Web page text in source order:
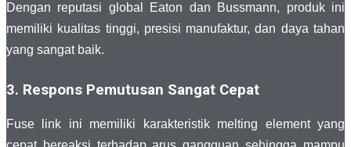
Dengan reputasi global Eaton dan Bussmann, produk ini
memiliki kualitas tinggi, presisi manufaktur, dan daya tahan
yang sangat baik.
3. Respons Pemutusan Sangat Cepat
Fuse link ini memiliki karakteristik melting element yang